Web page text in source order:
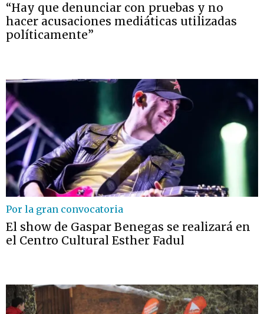
“Hay que denunciar con pruebas y no
hacer acusaciones mediáticas utilizadas
políticamente”
Por la gran convocatoria
El show de Gaspar Benegas se realizará en
el Centro Cultural Esther Fadul